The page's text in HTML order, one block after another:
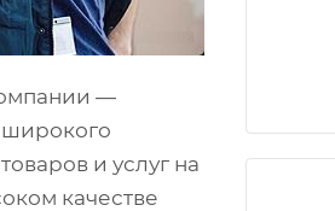
—
и услуг на
качестве